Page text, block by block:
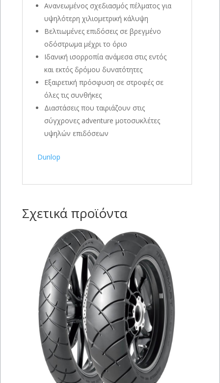
Ανανεωμένος σχεδιασμός πέλματος για
υψηλότερη χιλιομετρική κάλυψη
Βελτιωμένες επιδόσεις σε βρεγμένο
οδόστρωμα μέχρι το όριο
Ιδανική ισορροπία ανάμεσα στις εντός
και εκτός δρόμου δυνατότητες
Εξαιρετική πρόσφυση σε στροφές σε
όλες τις συνθήκες
Διαστάσεις που ταιριάζουν στις
σύγχρονες adventure μοτοσυκλέτες
υψηλών επιδόσεων
Dunlop
Σχετικά προϊόντα